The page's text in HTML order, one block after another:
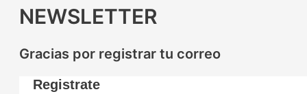
NEWSLETTER
Gracias por registrar tu correo
Registrate